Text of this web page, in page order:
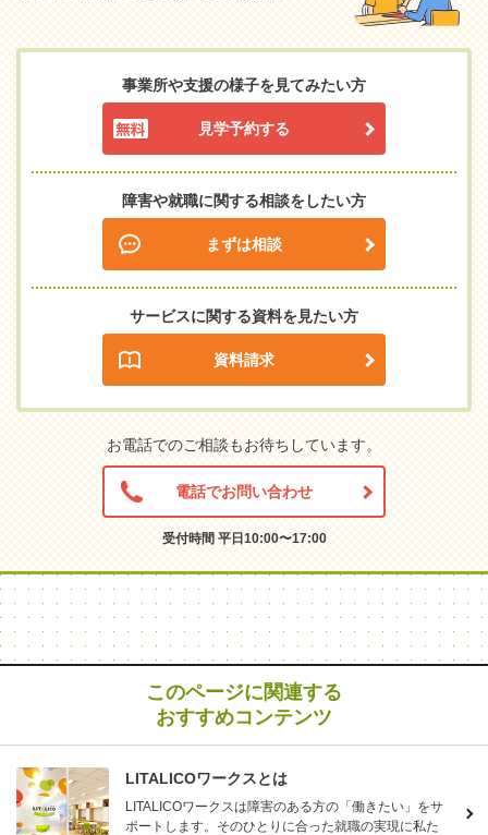
事業所や支援の様子を見てみたい方
見学予約する
障害や就職に関する相談をしたい方
まずは相談
サービスに関する資料を見たい方
資料請求
お電話でのご相談もお待ちしています。
電話でお問い合わせ
受付時間 平日10:00〜17:00
このページに関連する
おすすめコンテンツ
LITALICOワークスとは
LITALICOワークスは障害のある方の「働きたい」をサ
ポートします。そのひとりに合った就職の実現に私た